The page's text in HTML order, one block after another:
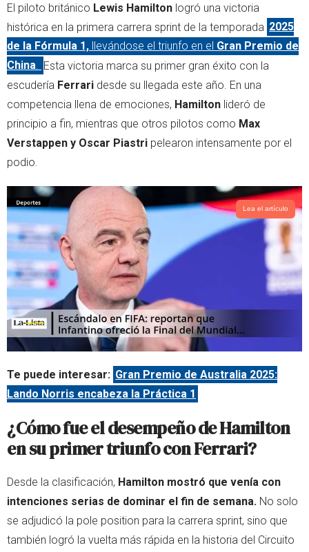
t
t
e
r
t
s
a
p
p
El piloto británico Lewis Hamilton logró una victoria
histórica en la primera carrera sprint de la temporada 2025
de la Fórmula 1, llevándose el triunfo en el Gran Premio de
China. Esta victoria marca su primer gran éxito con la
escudería Ferrari desde su llegada este año. En una
competencia llena de emociones, Hamilton lideró de
principio a fin, mientras que otros pilotos como Max
Verstappen y Oscar Piastri pelearon intensamente por el
podio.
Lea el artículo
Te puede interesar: Gran Premio de Australia 2025:
Lando Norris encabeza la Práctica 1
¿Cómo fue el desempeño de Hamilton
en su primer triunfo con Ferrari?
Desde la clasificación, Hamilton mostró que venía con
intenciones serias de dominar el fin de semana. No solo
se adjudicó la pole position para la carrera sprint, sino que
también logró la vuelta más rápida en la historia del Circuito